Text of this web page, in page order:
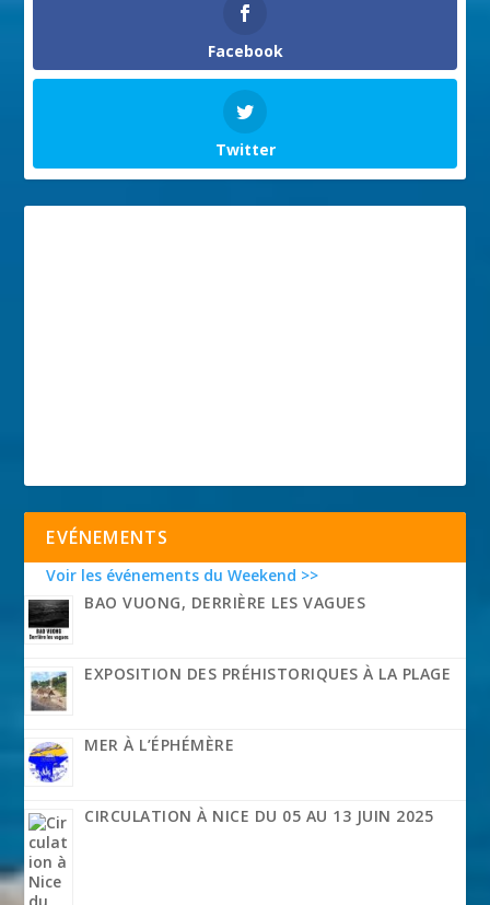
Facebook
Twitter
EVÉNEMENTS
Voir les événements du Weekend >>
BAO VUONG, DERRIÈRE LES VAGUES
EXPOSITION DES PRÉHISTORIQUES À LA PLAGE
MER À L’ÉPHÉMÈRE
CIRCULATION À NICE DU 05 AU 13 JUIN 2025